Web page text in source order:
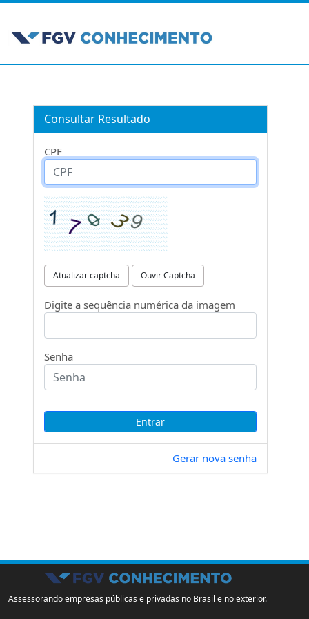
Consultar Resultado
CPF
Atualizar captcha Ouvir Captcha
Digite a sequência numérica da imagem
Senha
Gerar nova senha
Assessorando empresas públicas e privadas no Brasil e no exterior.